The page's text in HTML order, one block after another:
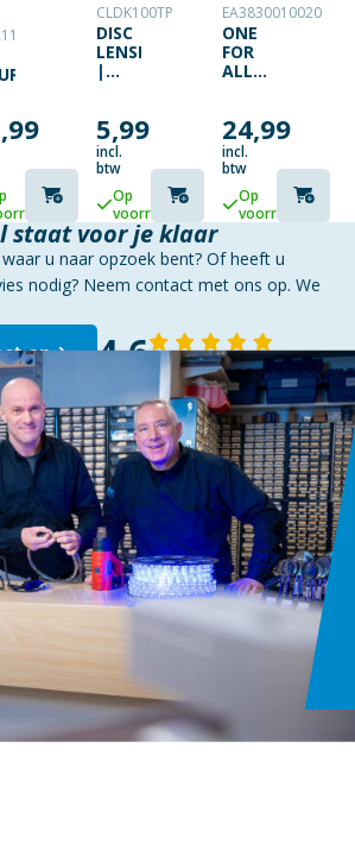
CLDK100TP
DISC
LENSREINIGER
|
ML |
CD
SPELER
5,99
incl.
btw
Op
voorraad
EA3830010020
ONE
FOR
ALL
UNIVERSELE
TV
24,99
incl.
btw
Op
voorraad
staat voor je klaar
u naar opzoek bent? Of heeft u
nodig? Neem contact met ons op. We
op 4,6 143 reviews